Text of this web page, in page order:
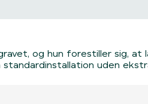
og hun forestiller sig, at
uden